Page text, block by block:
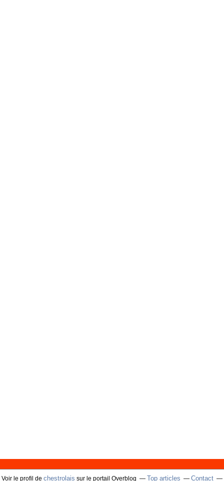
Voir le profil de chestrolais sur le portail Overblog Top articles Contact